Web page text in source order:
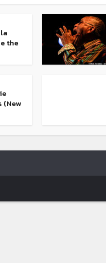
the
(New